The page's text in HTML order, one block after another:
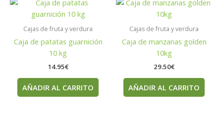
Cajas de fruta y verdura
Caja de patatas guarnición
10 kg
14.95€
AÑADIR AL CARRITO
Cajas de fruta y verdura
Caja de manzanas golden
10kg
29.50€
AÑADIR AL CARRITO